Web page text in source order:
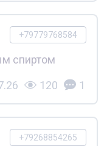
+79779768584
спиртом
120 1
+79268854265